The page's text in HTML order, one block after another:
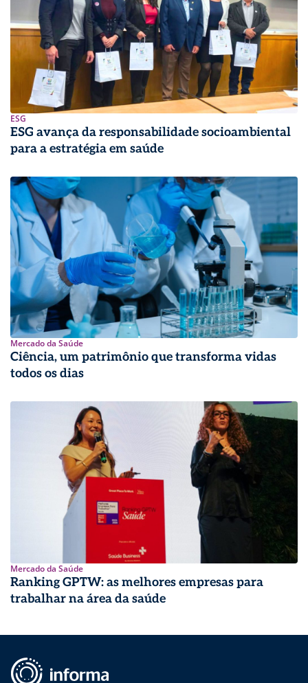
ESG
ESG avança da responsabilidade socioambiental
para a estratégia em saúde
Mercado da Saúde
Ciência, um patrimônio que transforma vidas
todos os dias
Mercado da Saúde
Ranking GPTW: as melhores empresas para
trabalhar na área da saúde